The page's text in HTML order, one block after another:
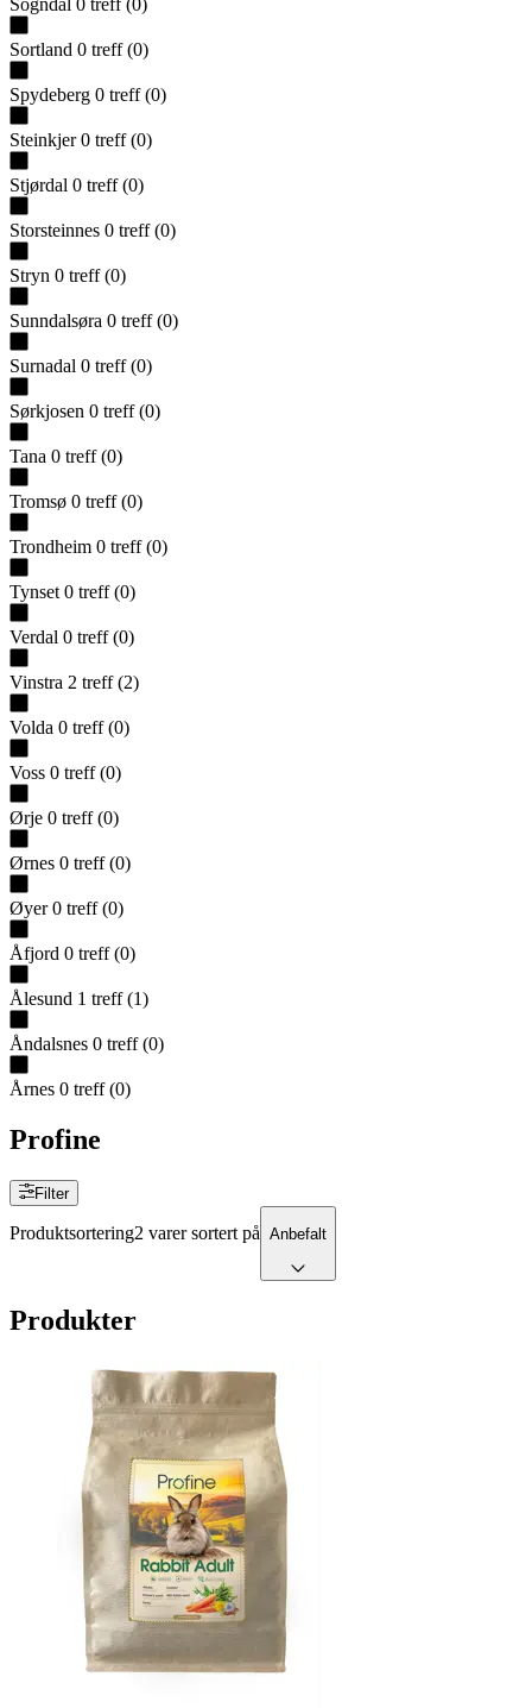
Sogndal 0 treff (0)
Sortland 0 treff (0)
Spydeberg 0 treff (0)
Steinkjer 0 treff (0)
Stjørdal 0 treff (0)
Storsteinnes 0 treff (0)
Stryn 0 treff (0)
Sunndalsøra 0 treff (0)
Surnadal 0 treff (0)
Sørkjosen 0 treff (0)
Tana 0 treff (0)
Tromsø 0 treff (0)
Trondheim 0 treff (0)
Tynset 0 treff (0)
Verdal 0 treff (0)
Vinstra 2 treff (2)
Volda 0 treff (0)
Voss 0 treff (0)
Ørje 0 treff (0)
Ørnes 0 treff (0)
Øyer 0 treff (0)
Åfjord 0 treff (0)
Ålesund 1 treff (1)
Åndalsnes 0 treff (0)
Årnes 0 treff (0)
Profine
Filter
Produktsortering2 varer sortert på Anbefalt
Produkter